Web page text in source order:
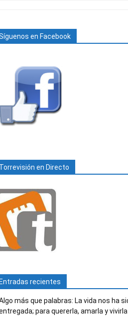
en Facebook
en Directo
recientes
más que palabras: La vida nos ha
para quererla, amarla y vivirla